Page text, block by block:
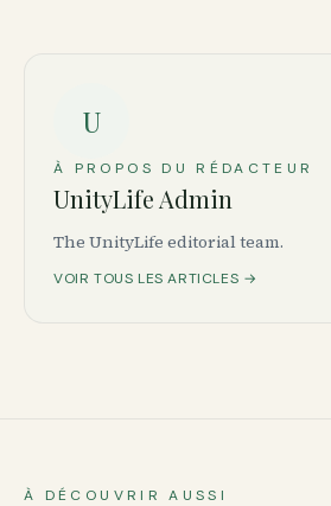
U
À PROPOS DU RÉDACTEUR
UnityLife Admin
The UnityLife editorial team.
VOIR TOUS LES ARTICLES →
À DÉCOUVRIR AUSSI